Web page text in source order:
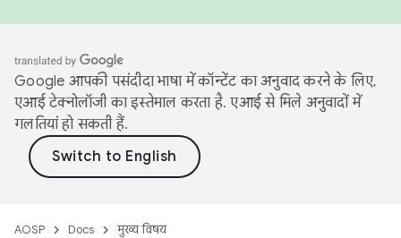
Google आपकी पसंदीदा भाषा में कॉन्टेंट का अनुवाद करने के लिए,
एआई टेक्नोलॉजी का इस्तेमाल करता है. एआई से मिले अनुवादों में
गलतियां हो सकती हैं.
AOSP Docs मुख्य विषय